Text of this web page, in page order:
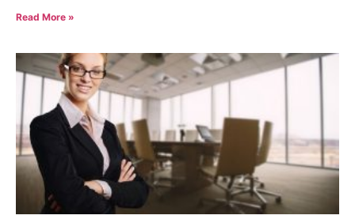
Read More »